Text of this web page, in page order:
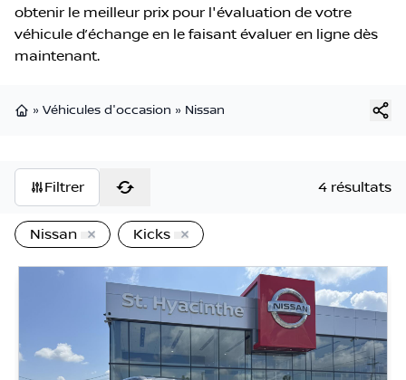
obtenir le meilleur prix pour l'évaluation de votre
véhicule d’échange en le faisant évaluer en ligne dès
maintenant.
» Véhicules d'occasion » Nissan
Filtrer 4 résultats
Nissan Kicks